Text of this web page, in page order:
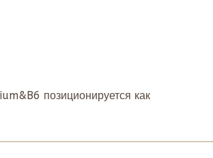
позиционируется как